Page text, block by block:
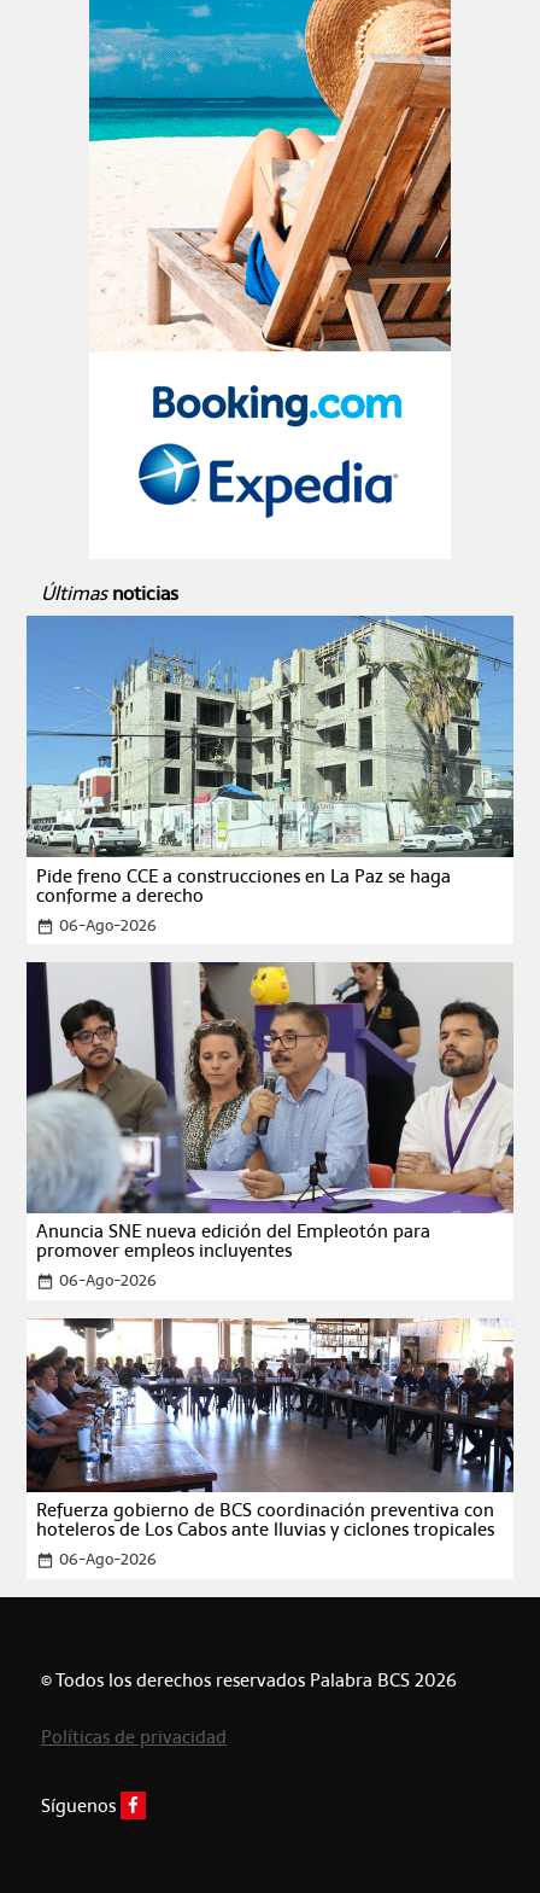
Últimas noticias
Pide freno CCE a construcciones en La Paz se haga
conforme a derecho
date_range 06-Ago-2026
Anuncia SNE nueva edición del Empleotón para
promover empleos incluyentes
date_range 06-Ago-2026
Refuerza gobierno de BCS coordinación preventiva con
hoteleros de Los Cabos ante lluvias y ciclones tropicales
date_range 06-Ago-2026
© Todos los derechos reservados Palabra BCS 2026
Políticas de privacidad
Síguenos